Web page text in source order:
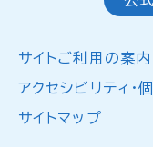
サイトご利用の案内
アクセシビリティ・
サイトマップ